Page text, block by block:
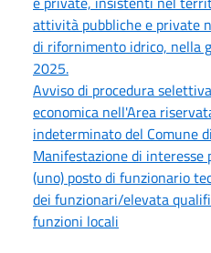
attività pubbliche e private
di rifornimento idrico, nella
2025.
Avviso di procedura
economica nell'Area
indeterminato del Comune
Manifestazione di interesse
(uno) posto di funzionario
dei funzionari/elevata
funzioni locali